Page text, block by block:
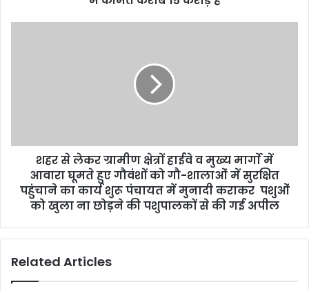
s
शहर से लेकर ग्रामीण क्षेत्रों हाईवे व मुख्य मार्गाे में
आवारा घूमते हुए गौवंशों को गौ-शालाओं में सुरक्षित
पहुंचाने का कार्य शुरू पंचायत में मुनादी कराकर पशुओं
को खुला ना छोड़ने की पशुपालकों से की गई अपील
Related Articles